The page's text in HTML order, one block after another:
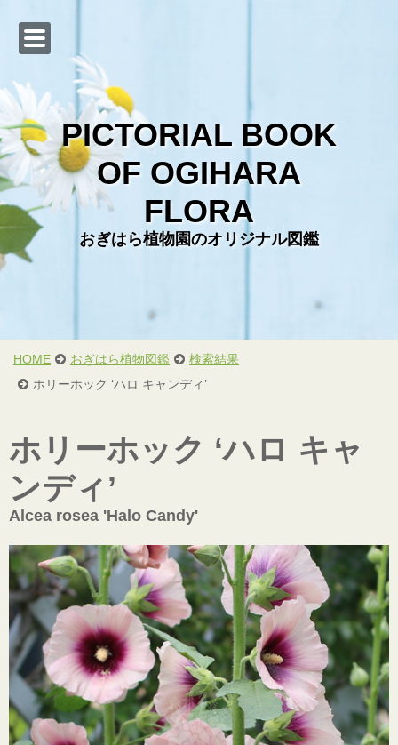
Web カタログ
おぎはら植物図鑑
会社概要
お客様からの写真
PICTORIAL BOOK
OF OGIHARA
FLORA
おぎはら植物園のオリジナル図鑑
HOME おぎはら植物図鑑
検索結果
ホリーホック ‘ハロ キャンディ’
ホリーホック ‘ハロ キャ
ンディ’
Alcea rosea 'Halo Candy'